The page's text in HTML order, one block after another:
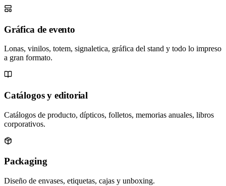
Gráfica de evento
Lonas, vinilos, totem, signaletica, gráfica del stand y todo lo impreso
a gran formato.
Catálogos y editorial
Catálogos de producto, dípticos, folletos, memorias anuales, libros
corporativos.
Packaging
Diseño de envases, etiquetas, cajas y unboxing.